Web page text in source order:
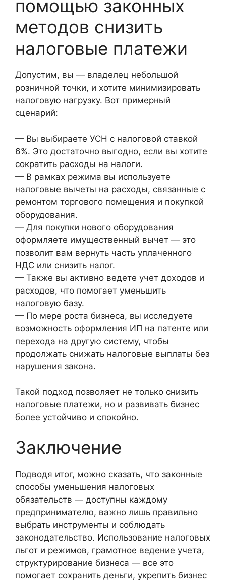
помощью законных
методов снизить
налоговые платежи
Допустим, вы — владелец небольшой
розничной точки, и хотите минимизировать
налоговую нагрузку. Вот примерный
сценарий:
— Вы выбираете УСН с налоговой ставкой
6%. Это достаточно выгодно, если вы хотите
сократить расходы на налоги.
— В рамках режима вы используете
налоговые вычеты на расходы, связанные с
ремонтом торгового помещения и покупкой
оборудования.
— Для покупки нового оборудования
оформляете имущественный вычет — это
позволит вам вернуть часть уплаченного
НДС или снизить налог.
— Также вы активно ведете учет доходов и
расходов, что помогает уменьшить
налоговую базу.
— По мере роста бизнеса, вы исследуете
возможность оформления ИП на патенте или
перехода на другую систему, чтобы
продолжать снижать налоговые выплаты без
нарушения закона.
Такой подход позволяет не только снизить
налоговые платежи, но и развивать бизнес
более устойчиво и спокойно.
Заключение
Подводя итог, можно сказать, что законные
способы уменьшения налоговых
обязательств — доступны каждому
предпринимателю, важно лишь правильно
выбрать инструменты и соблюдать
законодательство. Использование налоговых
льгот и режимов, грамотное ведение учета,
структурирование бизнеса — все это
помогает сохранить деньги, укрепить бизнес